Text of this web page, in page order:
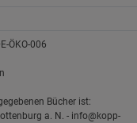
ÖKO-006
Bücher ist:
a. N. - info@kopp-